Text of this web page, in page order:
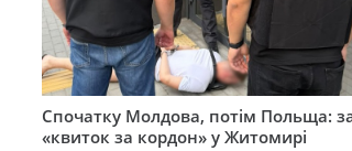
Спочатку Молдова, потім Польща:
«квиток за кордон» у Житомирі